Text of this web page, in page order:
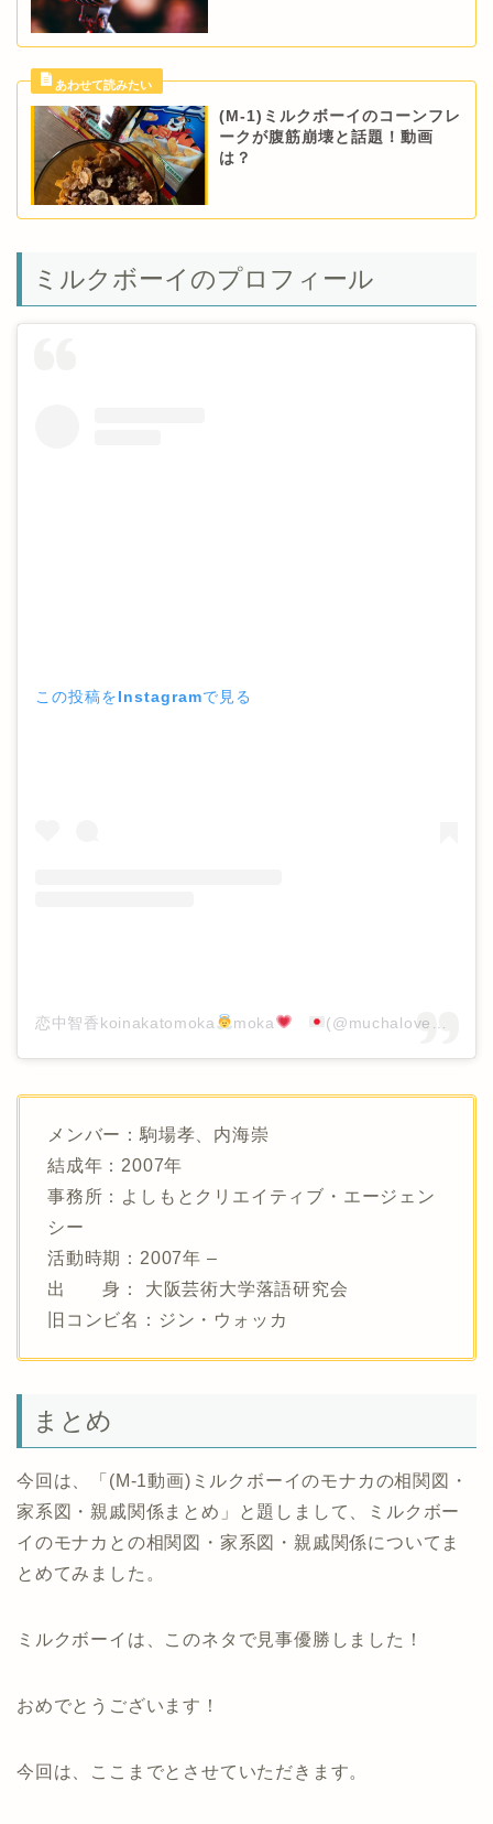
(M-1)ミルクボーイのコーンフレ
ークが腹筋崩壊と話題！動画
は？
ミルクボーイのプロフィール
この投稿をInstagramで見る
恋中智香koinakatomoka moka (@muchalovewings)がシェアした投稿
メンバー：駒場孝、内海崇
結成年：2007年
事務所：よしもとクリエイティブ・エージェン
シー
活動時期：2007年 –
出 身： 大阪芸術大学落語研究会
旧コンビ名：ジン・ウォッカ
まとめ
今回は、「(M-1動画)ミルクボーイのモナカの相関図・
家系図・親戚関係まとめ」と題しまして、ミルクボー
イのモナカとの相関図・家系図・親戚関係についてま
とめてみました。
ミルクボーイは、このネタで見事優勝しました！
おめでとうございます！
今回は、ここまでとさせていただきます。